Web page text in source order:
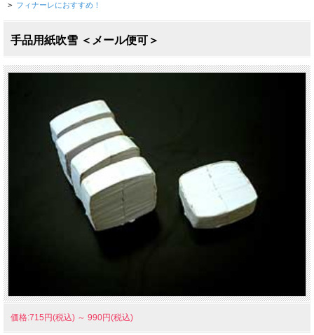
> フィナーレにおすすめ！
手品用紙吹雪 ＜メール便可＞
価格:715円(税込) ～ 990円(税込)